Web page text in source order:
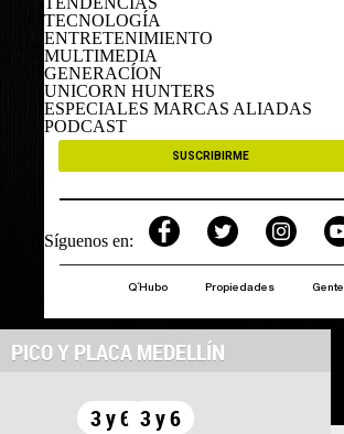
TECNOLOGÍA
ENTRETENIMIENTO
MULTIMEDIA
GENERACÍON
UNICORN HUNTERS
ESPECIALES MARCAS ALIADAS
PODCAST
SUSCRIBIRME
Síguenos en:
Q´Hubo Propiedades Gente
PICO Y PLACA MEDELLÍN
3 y 6 3 y 6